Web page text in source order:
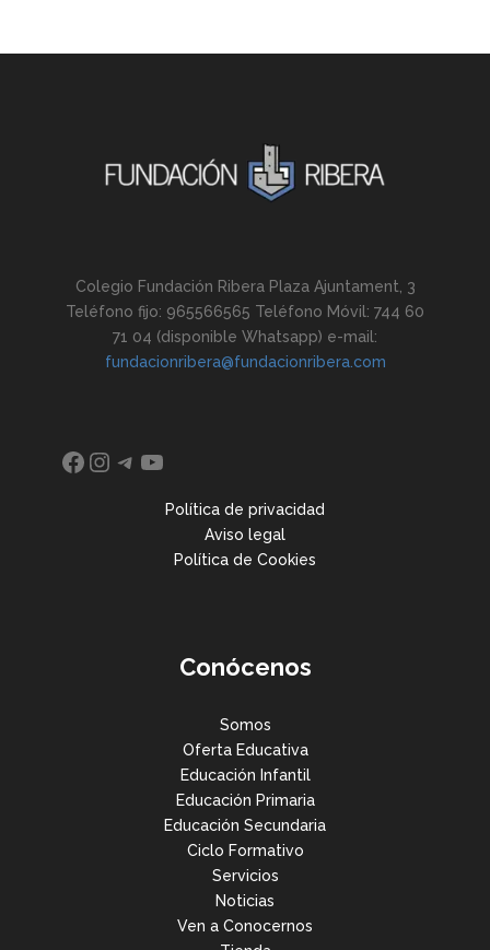
Colegio Fundación Ribera Plaza Ajuntament, 3
Teléfono fijo: 965566565 Teléfono Móvil: 744 60
71 04 (disponible Whatsapp) e-mail:
fundacionribera@fundacionribera.com
Facebook
Instagram
Telegram
YouTube
Política de privacidad
Aviso legal
Política de Cookies
Conócenos
Somos
Oferta Educativa
Educación Infantil
Educación Primaria
Educación Secundaria
Ciclo Formativo
Servicios
Noticias
Ven a Conocernos